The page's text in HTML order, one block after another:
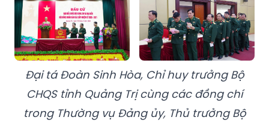
Đại tá Đoàn Sinh Hòa, Chỉ huy trưởng Bộ
CHQS tỉnh Quảng Trị cùng các đồng chí
trong Thường vụ Đảng ủy, Thủ trưởng Bộ